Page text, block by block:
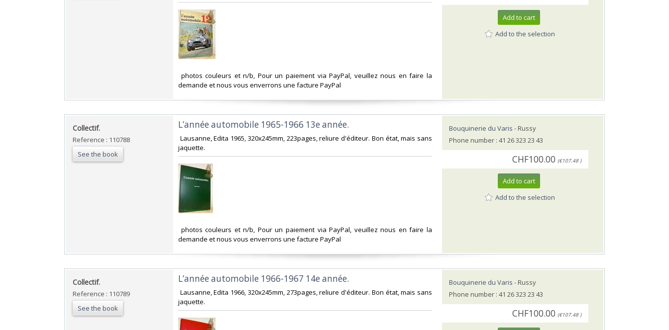
‎ photos couleurs et n/b, Pour un paiement via PayPal, veuillez nous en faire la
demande et nous vous enverrons une facture PayPal‎
Add to cart
Add to the selection
‎Collectif.‎
Reference : 110788
See the book
‎L’année automobile 1965-1966 13e année. ‎
‎ Lausanne, Edita 1965, 320x245mm, 223pages, reliure d'éditeur. Bon état, mais sans
jaquette. ‎
‎ photos couleurs et n/b, Pour un paiement via PayPal, veuillez nous en faire la
demande et nous vous enverrons une facture PayPal‎
Bouquinerie du Varis - Russy
Phone number : 41 26 323 23 43
CHF100.00 (€107.48 )
Add to cart
Add to the selection
‎Collectif.‎
Reference : 110789
See the book
‎L’année automobile 1966-1967 14e année. ‎
‎ Lausanne, Edita 1966, 320x245mm, 273pages, reliure d'éditeur. Bon état, mais sans
jaquette. ‎
Bouquinerie du Varis - Russy
Phone number : 41 26 323 23 43
CHF100.00 (€107.48 )